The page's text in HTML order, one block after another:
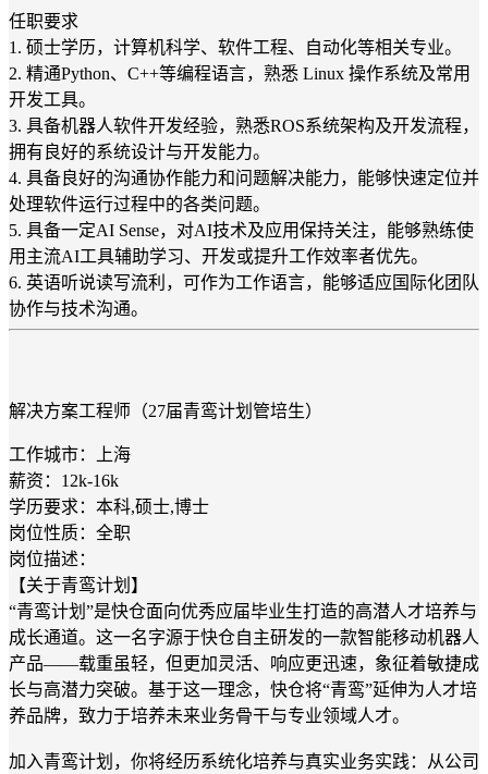
任职要求
1. 硕士学历，计算机科学、软件工程、自动化等相关专业。
2. 精通Python、C++等编程语言，熟悉 Linux 操作系统及常用
开发工具。
3. 具备机器人软件开发经验，熟悉ROS系统架构及开发流程，
拥有良好的系统设计与开发能力。
4. 具备良好的沟通协作能力和问题解决能力，能够快速定位并
处理软件运行过程中的各类问题。
5. 具备一定AI Sense，对AI技术及应用保持关注，能够熟练使
用主流AI工具辅助学习、开发或提升工作效率者优先。
6. 英语听说读写流利，可作为工作语言，能够适应国际化团队
协作与技术沟通。
解决方案工程师（27届青鸾计划管培生）
工作城市：上海
薪资：12k-16k
学历要求：本科,硕士,博士
岗位性质：全职
岗位描述：
【关于青鸾计划】
“青鸾计划”是快仓面向优秀应届毕业生打造的高潜人才培养与
成长通道。这一名字源于快仓自主研发的一款智能移动机器人
产品——载重虽轻，但更加灵活、响应更迅速，象征着敏捷成
长与高潜力突破。基于这一理念，快仓将“青鸾”延伸为人才培
养品牌，致力于培养未来业务骨干与专业领域人才。
加入青鸾计划，你将经历系统化培养与真实业务实践：从公司